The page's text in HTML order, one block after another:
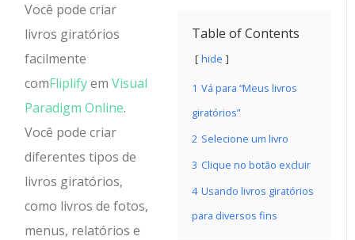
Table of Contents
hide
1 Vá para “Meus livros
giratórios”
2 Selecione um livro
3 Clique no botão excluir
4 Usando livros giratórios
para diversos fins
Você pode criar
livros giratórios
facilmente
comFliplifyemVisual
Paradigm Online.
Você pode criar
diferentes tipos de
livros giratórios,
como livros de fotos,
menus, relatórios e